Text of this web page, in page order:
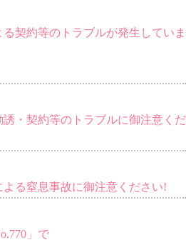
契約等のトラブルが発生していま
・契約等のトラブルに御注意くだ
る窒息事故に御注意ください!
」で